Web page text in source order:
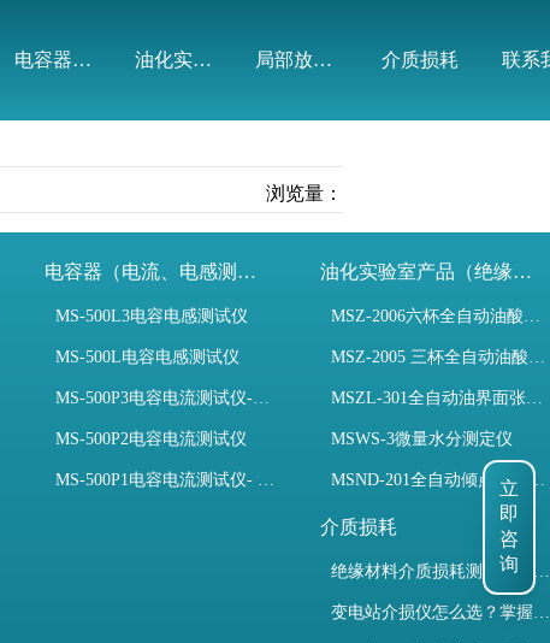
电容器（电流、电感测试） 油化实验室产品（绝缘油） 局部放电模拟装置 介质损耗 联系
浏览量：
电容器（电流、电感测试）
MS-500L3电容电感测试仪
MS-500L电容电感测试仪
MS-500P3电容电流测试仪-3PT、两种4PT、1PT连接方式
MS-500P2电容电流测试仪
MS-500P1电容电流测试仪- 支持3PT、4PT、1PT
油化实验室产品（绝缘油）
MSZ-2006六杯全自动油酸值测定仪
MSZ-2005 三杯全自动油酸值测定仪
MSZL-301全自动油界面张力仪
MSWS-3微量水分测定仪
MSND-201全自动倾点凝点测试仪
介质损耗
绝缘材料介质损耗测试仪怎么选？看木森电气B端定制如何升级测试效率
变电站介损仪怎么选？掌握采购要点-木森电气
立
即
咨
询